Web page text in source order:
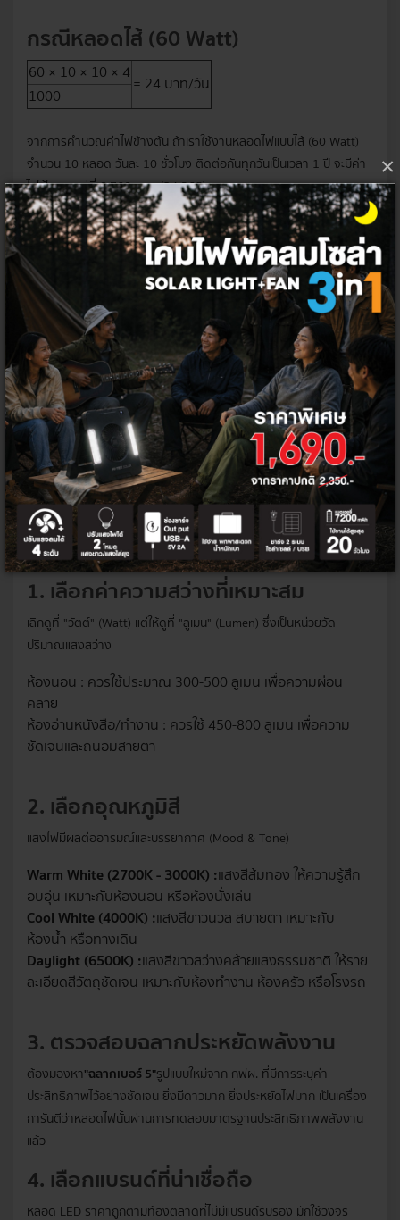
×
กรณีหลอดไส้ (60 Watt)
60 × 10 × 10 × 4= 24 บาท/วัน
1000
จากการคำนวณค่าไฟข้างต้น ถ้าเราใช้งานหลอดไฟแบบไส้ (60 Watt)
จำนวน 10 หลอด วันละ 10 ชั่วโมง ติดต่อกันทุกวันเป็นเวลา 1 ปี จะมีค่า
ไฟฟ้ารวมอยู่ที่ 8,760 บาท (24 365)
กรณีหลอด LED (9 Watt)
90 × 10 × 10 × 4 = 3.6 บาท/วัน
1000
จากการคำนวณค่าไฟข้างต้น ถ้าเราใช้งานหลอดไฟ LED (9 Watt)
จำนวน 10 หลอด วันละ 10 ชั่วโมง ติดต่อกันทุกวันเป็นเวลา 1 ปี จะมีค่า
ไฟฟ้ารวมอยู่ที่ 1,314 บาท (3.6 365)
ดังนั้น เพียงแค่เปลี่ยนหลอดไฟ 10 จุดในบ้านจากหลอดไส้มาใช้หลอดไฟ
LED คุณก็จะประหยัดเงินได้ถึงมากถึง7,446 บาทต่อปี
วิธีเลือกหลอดไฟ LED ที่คุ้มค่า
เมื่อทราบแล้วว่าหลอดไฟ LED ประหยัดไฟไหม และประหยัดได้มากแค่ไหน
สิ่งต่อมาที่ควรคำนึงถึงคือการเลือกซื้อให้เหมาะสมกับการใช้งานและ
มาตรฐานความปลอดภัย โดยควรพิจารณาปัจจัยดังนี้
1. เลือกค่าความสว่างที่เหมาะสม
เลิกดูที่ "วัตต์" (Watt) แต่ให้ดูที่ "ลูเมน" (Lumen) ซึ่งเป็นหน่วยวัด
ปริมาณแสงสว่าง
ห้องนอน : ควรใช้ประมาณ 300-500 ลูเมน เพื่อความผ่อน
คลาย
ห้องอ่านหนังสือ/ทำงาน : ควรใช้ 450-800 ลูเมน เพื่อความ
ชัดเจนและถนอมสายตา
2. เลือกอุณหภูมิสี
แสงไฟมีผลต่ออารมณ์และบรรยากาศ (Mood & Tone)
Warm White (2700K - 3000K) :แสงสีส้มทอง ให้ความรู้สึก
อบอุ่น เหมาะกับห้องนอน หรือห้องนั่งเล่น
Cool White (4000K) :แสงสีขาวนวล สบายตา เหมาะกับ
ห้องน้ำ หรือทางเดิน
Daylight (6500K) :แสงสีขาวสว่างคล้ายแสงธรรมชาติ ให้ราย
ละเอียดสีวัตถุชัดเจน เหมาะกับห้องทำงาน ห้องครัว หรือโรงรถ
3. ตรวจสอบฉลากประหยัดพลังงาน
ต้องมองหา"ฉลากเบอร์ 5"รูปแบบใหม่จาก กฟผ. ที่มีการระบุค่า
ประสิทธิภาพไว้อย่างชัดเจน ยิ่งมีดาวมาก ยิ่งประหยัดไฟมาก เป็นเครื่อง
การันตีว่าหลอดไฟนั้นผ่านการทดสอบมาตรฐานประสิทธิภาพพลังงาน
แล้ว
4. เลือกแบรนด์ที่น่าเชื่อถือ
หลอด LED ราคาถูกตามท้องตลาดที่ไม่มีแบรนด์รับรอง มักใช้วงจร